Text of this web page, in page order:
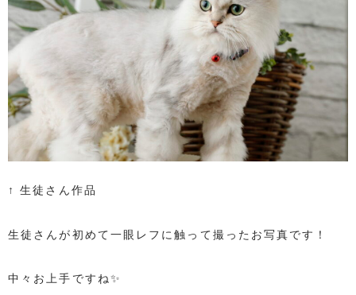
↑ 生徒さん作品
生徒さんが初めて一眼レフに触って撮ったお写真です！
中々お上手ですね✨